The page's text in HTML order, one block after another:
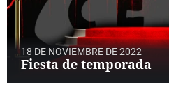
18 DE NOVIEMBRE DE 2022
Fiesta de temporada